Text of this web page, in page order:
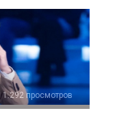
1.292 просмотров